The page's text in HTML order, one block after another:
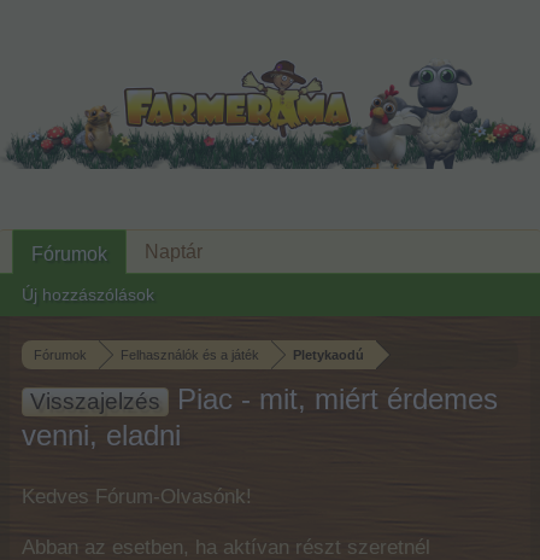
Fórumok Felhasználók és a játék Pletykaodú
Visszajelzés
Piac - mit, miért érdemes
venni, eladni
Kedves Fórum-Olvasónk!
Abban az esetben, ha aktívan részt szeretnél
Fórumok
Új hozzászólások
Naptár